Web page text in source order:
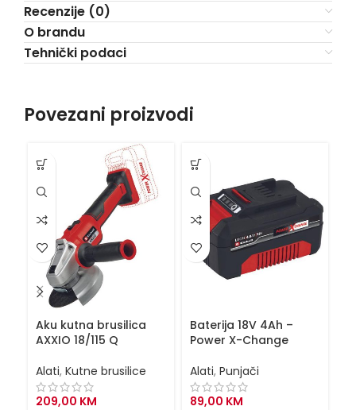
Recenzije (0)
O brandu
Tehnički podaci
Povezani proizvodi
Aku kutna brusilica
AXXIO 18/115 Q
Alati, Kutne brusilice
209,00 KM
Baterija 18V 4Ah –
Power X-Change
Alati, Punjači
89,00 KM